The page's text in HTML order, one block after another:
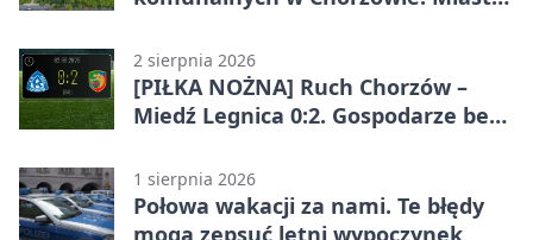
2 sierpnia 2026
[PIŁKA NOŻNA] Ruch Chorzów –
Miedź Legnica 0:2. Gospodarze bez
1 sierpnia 2026
Połowa wakacji za nami. Te błędy